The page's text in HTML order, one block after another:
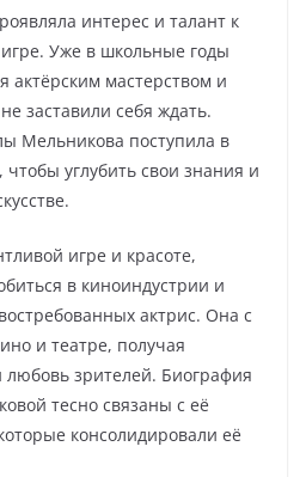
интерес и талант к
игре. Уже в школьные годы
актёрским мастерством и
заставили себя ждать.
Мельникова поступила в
углубить свои знания и
игре и красоте,
в киноиндустрии и
актрис. Она с
и театре, получая
зрителей. Биография
тесно связаны с её
консолидировали её